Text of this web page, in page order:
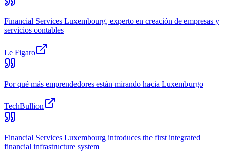
Financial Services Luxembourg, experto en creación de empresas y
servicios contables
Le Figaro
Por qué más emprendedores están mirando hacia Luxemburgo
TechBullion
Financial Services Luxembourg introduces the first integrated
financial infrastructure system